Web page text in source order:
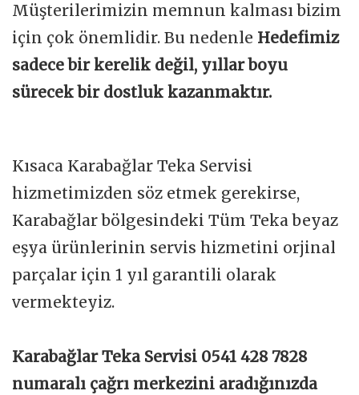
Müşterilerimizin memnun kalması bizim
için çok önemlidir. Bu nedenle Hedefimiz
sadece bir kerelik değil, yıllar boyu
sürecek bir dostluk kazanmaktır.
Kısaca Karabağlar Teka Servisi
hizmetimizden söz etmek gerekirse,
Karabağlar bölgesindeki Tüm Teka beyaz
eşya ürünlerinin servis hizmetini orjinal
parçalar için 1 yıl garantili olarak
vermekteyiz.
Karabağlar Teka Servisi 0541 428 7828
numaralı çağrı merkezini aradığınızda